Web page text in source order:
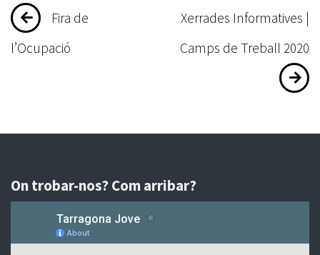
Navegació
d'entrades
Fira de
l’Ocupació
Xerrades Informatives |
Camps de Treball 2020
On trobar-nos? Com arribar?